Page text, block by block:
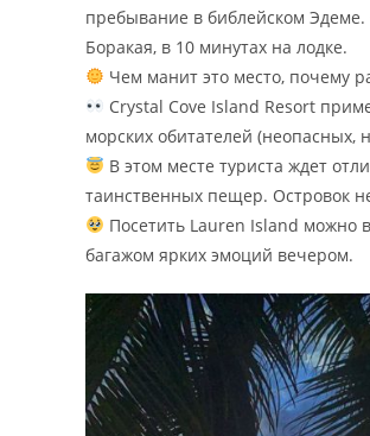
пребывание в библейском
Боракая, в 10 минутах на лодке.
Чем манит это место, почему
Crystal Cove Island Resort
морских обитателей (неопасных,
В этом месте туриста ждет
таинственных пещер. Островок
Посетить Lauren Island можно
багажом ярких эмоций вечером.